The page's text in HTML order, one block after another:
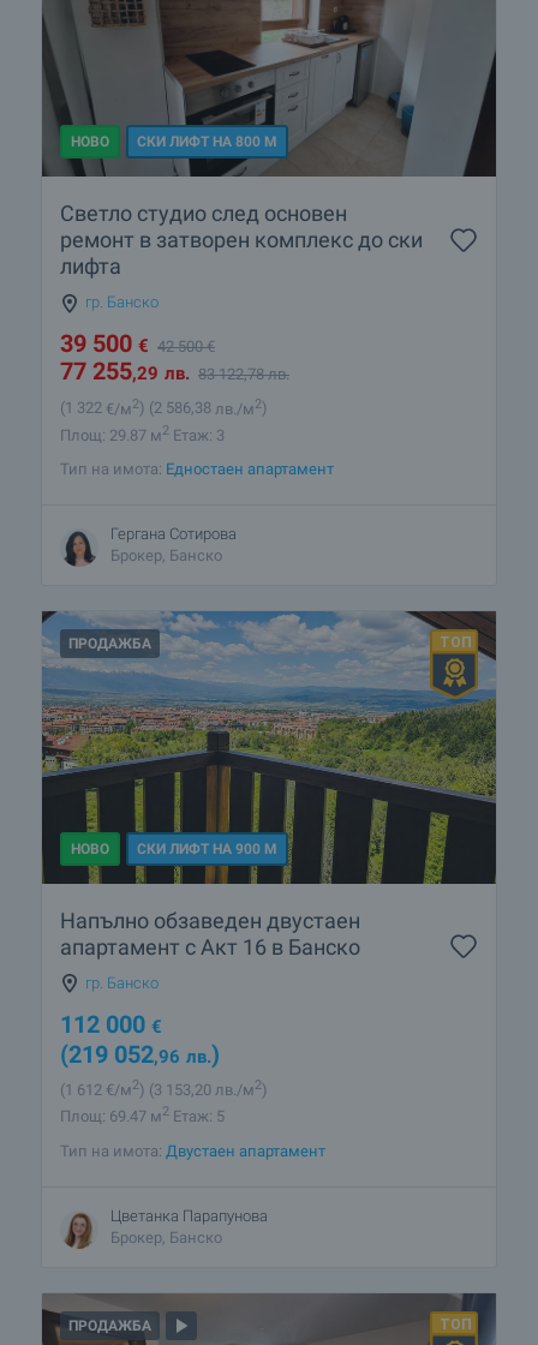
НОВО СКИ ЛИФТ НА 800 М
Светло студио след основен
ремонт в затворен комплекс до ски
лифта
гр. Банско
39 500 € 42 500€
77 255,29 лв. 83 122,78 лв.
(1 322 €/м2) (2 586,38 лв./м2)
Площ: 29.87 м2 Етаж: 3
Тип на имота: Едностаен апартамент
Гергана Сотирова
Брокер, Банско
ПРОДАЖБА
НОВО СКИ ЛИФТ НА 900 М
Напълно обзаведен двустаен
апартамент с Акт 16 в Банско
гр. Банско
112 000 €
(219 052,96 лв.)
(1 612 €/м2) (3 153,20 лв./м2)
Площ: 69.47 м2 Етаж: 5
Тип на имота: Двустаен апартамент
Цветанка Парапунова
Брокер, Банско
ПРОДАЖБА